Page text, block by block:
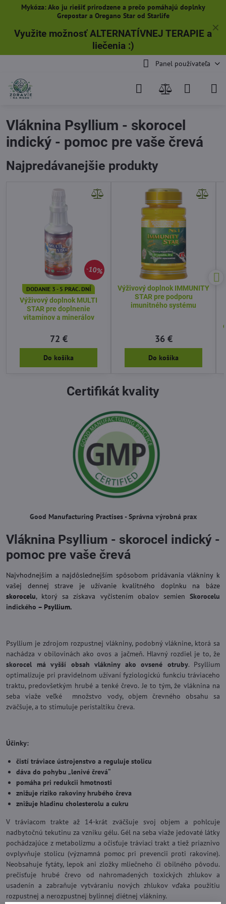
✕
Mykóza: Ako ju riešiť prirodzene a prečo pomáhajú doplnky
Grepostar a Oregano Star od Starlife
Využite možnosť ALTERNATÍVNEJ TERAPIE a
liečenia:)
Panel používateľa
Vláknina Psyllium - skorocel
indický - pomoc pre vaše črevá
Najpredávanejšie produkty
10%
DODANIE 3 - 5 PRAC. DNÍ
Výživový doplnok MULTI
STAR pre doplnenie
vitamínov a minerálov
72 €
Do košíka
Výživový doplnok IMMUNITY
STAR pre podporu
imunitného systému
36 €
Do košíka
Certifikát kvality
Good Manufacturing Practises - Správna výrobná prax
Vláknina Psyllium - skorocel indický -
pomoc pre vaše črevá
Najvhodnejším a najdôslednejším spôsobom pridávania vlákniny k
vašej dennej strave jeužívanie kvalitného doplnku na báze
skorocelu, ktorý sa získava vyčistením obalov semienSkorocelu
indického – Psyllium.
Psyllium je zdrojom rozpustnej vlákniny, podobný vláknine, ktorá sa
nachádza v obilovinách ako ovos a jačmeň. Hlavný rozdiel je to, že
skorocel má vyšší obsah vlákniny ako ovsené otruby. Psyllium
optimalizuje pri pravidelnom užívaní fyziologickú funkciu tráviaceho
traktu, predovšetkým hrubé a tenké črevo. Je to tým, že vláknina na
seba viaže veľké množstvo vody, objem črevného obsahu sa
zväčšuje, a to stimuluje peristaltiku čreva.
Účinky:
čistí tráviace ústrojenstvo a reguluje stolicu
dáva do pohybu „lenivé črevá“
pomáha pri redukcii hmotnosti
znižuje riziko rakoviny hrubého čreva
znižuje hladinu cholesterolu a cukru
V tráviacom trakte až 14-krát zväčšuje svoj objem a pohlcuje
nadbytočnú tekutinu za vzniku gélu. Gél na seba viaže jedovaté látky
pochádzajúce z metabolizmu a očisťuje tráviaci trakt a tiež priaznivo
ovplyvňuje stolicu (významná pomoc pri prevencii proti rakovine).
Neobsahuje fytáty, lepok ani zložky mliečneho či obilného pôvodu.
prečisťuje hrubé črevo od nahromadených toxických zhlukov a
usadenín a zabraňuje vytváraniu nových zhlukov vďaka použitiu
rozpustnej a nerozpustnej bylinnej diétnej vlákniny.